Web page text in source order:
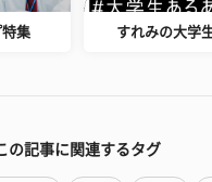
集 すれみの大学
の記事に関連するタグ